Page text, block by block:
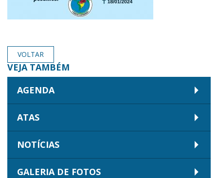
VOLTAR
VEJA TAMBÉM
AGENDA
ATAS
NOTÍCIAS
GALERIA DE FOTOS